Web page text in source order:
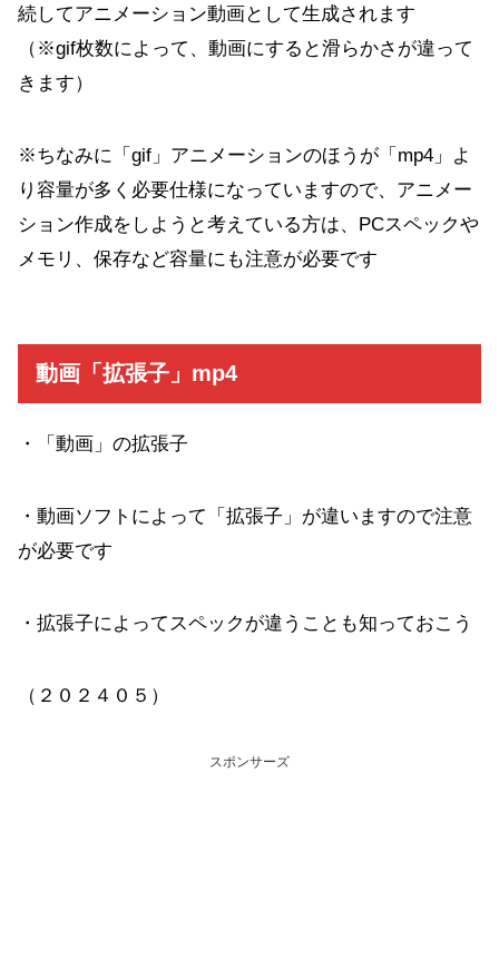
続してアニメーション動画として生成されます
（※gif枚数によって、動画にすると滑らかさが違って
きます）
※ちなみに「gif」アニメーションのほうが「mp4」よ
り容量が多く必要仕様になっていますので、アニメー
ション作成をしようと考えている方は、PCスペックや
メモリ、保存など容量にも注意が必要です
動画「拡張子」mp4
・「動画」の拡張子
・動画ソフトによって「拡張子」が違いますので注意
が必要です
・拡張子によってスペックが違うことも知っておこう
（２０２４０５）
スポンサーズ